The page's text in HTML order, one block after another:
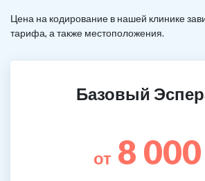
Цена на кодирование в нашей клинике
тарифа, а также местоположения.
Базовый
от 8 000